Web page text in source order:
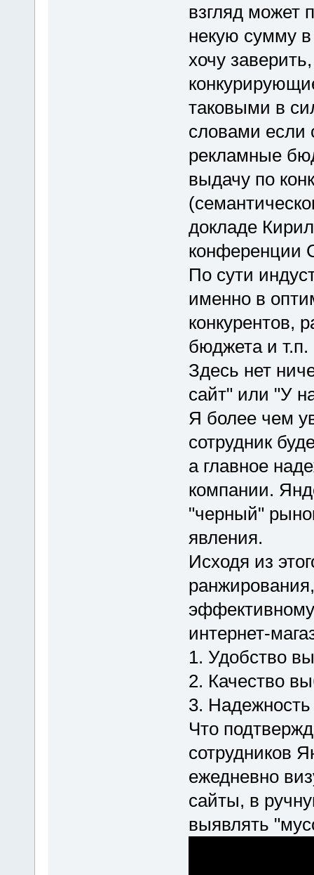
взгляд может
некую сумму
хочу
таковыми в
словами если
рекламные
выдачу по
докладе
конференции
По сути
именно в
конкурентов,
бюджета и т.п.
Здесь нет
сайт" или "У
Я более чем
сотрудник
а главное
компании.
"черный"
явления.
Исходя из
интернет-
1. Удобство
2. Качество
3.
Что
сотрудников
ежедневно
сайты, в
выявлять